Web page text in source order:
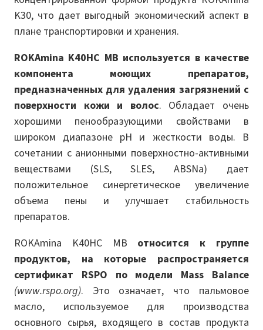
K30, что дает выгодный экономический аспект в
плане транспортировки и хранения.
ROKAmina K40HC MB используется в качестве
компонента моющих препаратов,
предназначенных для удаления загрязнений с
поверхности кожи и волос. Обладает очень
хорошими пенообразующими свойствами в
широком диапазоне pH и жесткости воды. В
сочетании с анионными поверхностно-активными
веществами (SLS, SLES, ABSNa) дает
положительное синергетическое увеличение
объема пены и улучшает стабильность
препаратов.
ROKAmina K40HC MB относится к группе
продуктов, на которые распространяется
сертификат RSPO по модели Mass Balance
(www.rspo.org). Это означает, что пальмовое
масло, используемое для производства
основного сырья, входящего в состав продукта